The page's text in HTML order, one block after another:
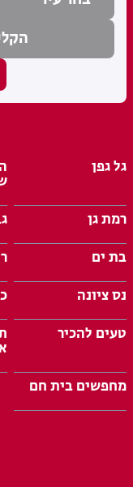
גל גפן
רמת גן
בת ים
נס ציונה
טעים להכיר
מחפשים בית חם